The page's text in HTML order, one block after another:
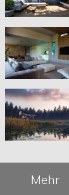
Mehr